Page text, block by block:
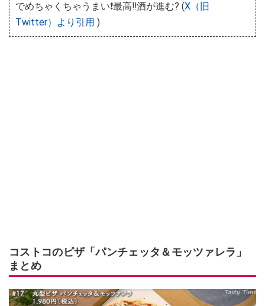
でめちゃくちゃうまい❗️最高‼️酒が進む? (X（旧
Twitter）より引用 )
コストコのピザ「パンチェッタ＆モッツァレラ」
まとめ